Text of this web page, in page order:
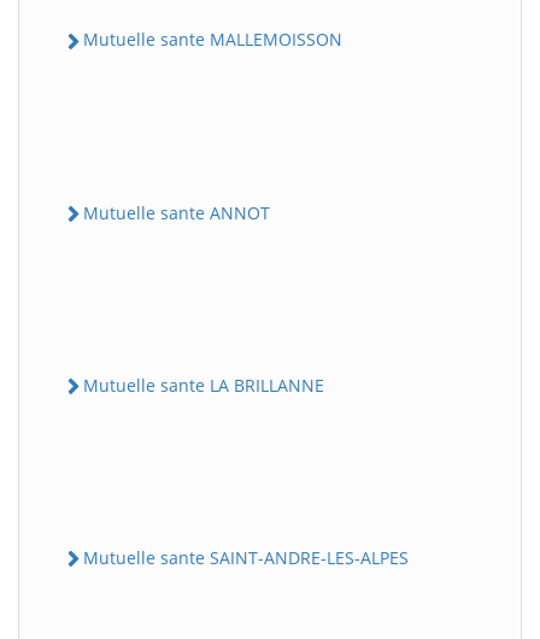
Mutuelle sante MALLEMOISSON
Mutuelle sante ANNOT
Mutuelle sante LA BRILLANNE
Mutuelle sante SAINT-ANDRE-LES-ALPES